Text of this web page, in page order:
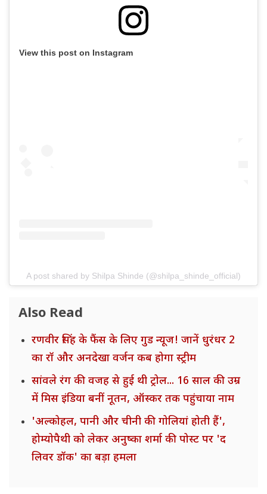
View this post on Instagram
A post shared by Shilpa Shinde (@shilpa_shinde_official)
Also Read
रणवीर सिंह के फैंस के लिए गुड न्यूज! जानें धुरंधर 2
का रॉ और अनदेखा वर्जन कब होगा स्ट्रीम
सांवले रंग की वजह से हुई थी ट्रोल... 16 साल की उम्र
में मिस इंडिया बनीं नूतन, ऑस्कर तक पहुंचाया नाम
'अल्कोहल, पानी और चीनी की गोलियां होती हैं',
होम्योपैथी को लेकर अनुष्का शर्मा की पोस्ट पर 'द
लिवर डॉक' का बड़ा हमला